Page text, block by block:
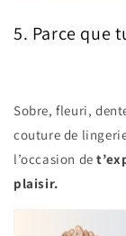
5. Parce que
Sobre, fleuri,
couture de
l’occasion de
plaisir.